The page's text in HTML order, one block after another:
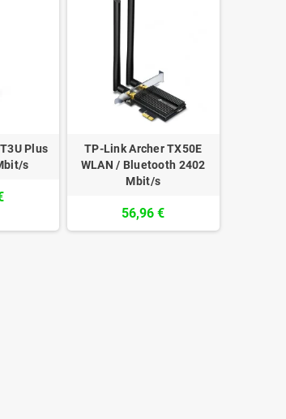
Plus
s
TP-Link Archer TX50E
WLAN / Bluetooth 2402
Mbit/s
56,96 €